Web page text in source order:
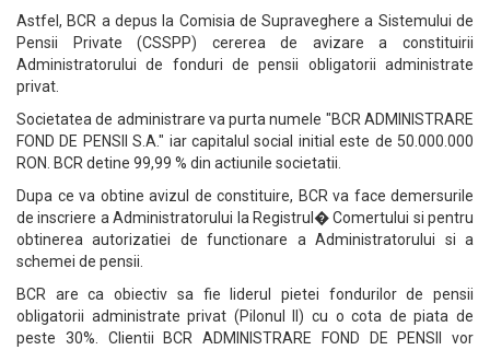
Astfel, BCR a depus la Comisia de Supraveghere a Sistemului de
Pensii Private (CSSPP) cererea de avizare a constituirii
Administratorului de fonduri de pensii obligatorii administrate
privat.
Societatea de administrare va purta numele "BCR ADMINISTRARE
FOND DE PENSII S.A." iar capitalul social initial este de 50.000.000
RON. BCR detine 99,99 % din actiunile societatii.
Dupa ce va obtine avizul de constituire, BCR va face demersurile
de inscriere a Administratorului la Registrul� Comertului si pentru
obtinerea autorizatiei de functionare a Administratorului si a
schemei de pensii.
BCR are ca obiectiv sa fie liderul pietei fondurilor de pensii
obligatorii administrate privat (Pilonul II) cu o cota de piata de
peste 30%. Clientii BCR ADMINISTRARE FOND DE PENSII vor